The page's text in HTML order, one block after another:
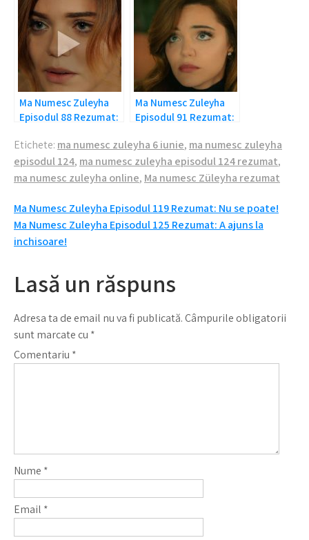
Ma Numesc Zuleyha
Episodul 88 Rezumat:
Ma Numesc Zuleyha
Episodul 91 Rezumat:
trist!
Etichete: ma numesc zuleyha 6 iunie, ma numesc zuleyha
episodul 124, ma numesc zuleyha episodul 124 rezumat,
ma numesc zuleyha online, Ma numesc Züleyha rezumat
Navigare
în
Ma Numesc Zuleyha Episodul 119 Rezumat: Nu se poate!
Ma Numesc Zuleyha Episodul 125 Rezumat: A ajuns la
inchisoare!
Lasă un răspuns
Adresa ta de email nu va fi publicată.Câmpurile obligatorii
sunt marcate cu *
Comentariu *
Nume *
Email *